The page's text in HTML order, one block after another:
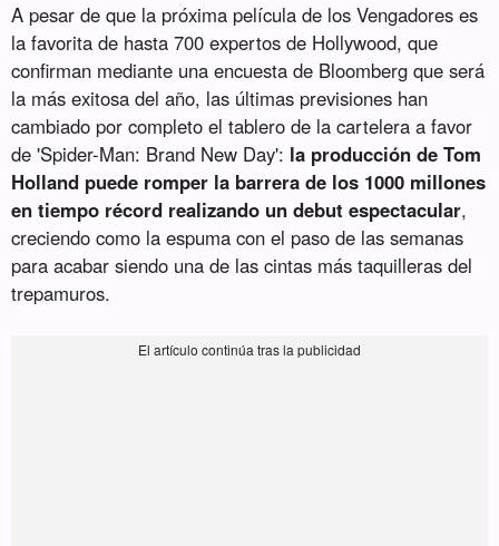
A pesar de que la próxima película de los Vengadores es
la favorita de hasta 700 expertos de Hollywood, que
confirman mediante una encuesta de Bloomberg que será
la más exitosa del año, las últimas previsiones han
cambiado por completo el tablero de la cartelera a favor
de 'Spider-Man: Brand New Day': la producción de Tom
Holland puede romper la barrera de los 1000 millones
en tiempo récord realizando un debut espectacular,
creciendo como la espuma con el paso de las semanas
para acabar siendo una de las cintas más taquilleras del
trepamuros.